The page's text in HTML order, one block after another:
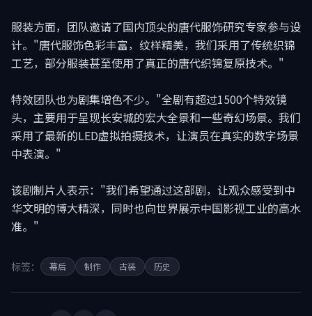
服装方面，团队邀请了国内顶尖的唐代服饰研究专家参与设
计。"唐代服饰色彩丰富，纹样精美，我们采用了传统织锦
工艺，部分服装甚至使用了真正的唐代织锦复原技术。"
特效团队也为剧集增色不少。"全剧有超过1500个特效镜
头，主要用于呈现长安城的宏大全景和一些奇幻场景。我们
采用了最新的LED虚拟拍摄技术，让演员在真实的数字场景
中表演。"
该剧制片人表示："我们希望通过这部剧，让观众感受到中
华文明的博大精深，同时也向世界展示中国影视工业的高水
准。"
标签： 幕后 制作 古装 历史